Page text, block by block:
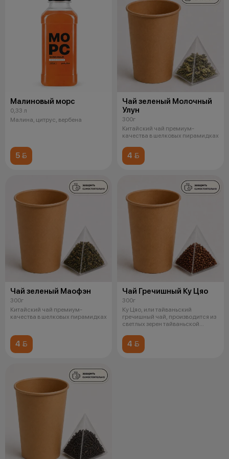
Малиновый морс
0,33 л
Малина, цитрус, вербена
5 
Чай зеленый Молочный
Улун
300г
Китайский чай премиум-
качества в шелковых пирамидках
4 
Чай зеленый Маофэн
300г
Китайский чай премиум-
качества в шелковых пирамидках
4 
Чай Гречишный Ку Цяо
300г
Ку Цяо, или тайваньский
гречишный чай, производится из
светлых зерен тайваньской
4 